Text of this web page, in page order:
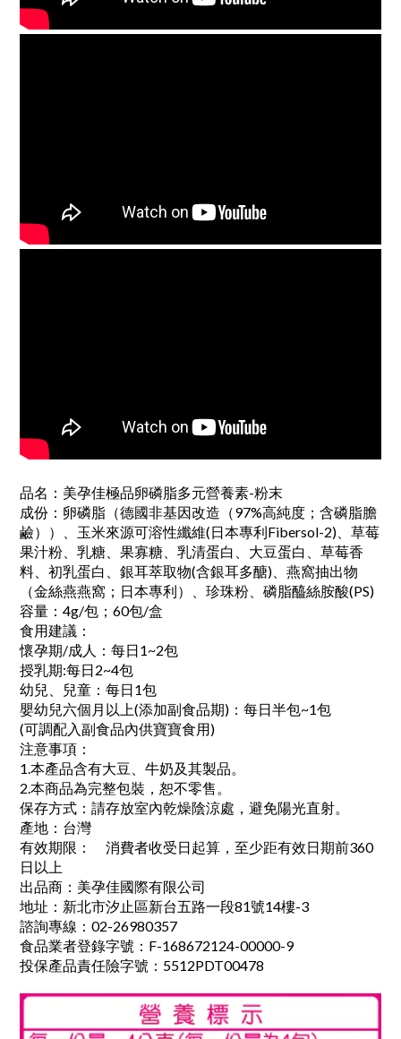
品名：美孕佳極品卵磷脂多元營養素-粉末
成份 ： 卵磷脂（德國非基因改造（97%高純度；含磷脂膽
鹼））、玉米來源可溶性纖維(日本專利Fibersol-2)、草莓
果汁粉、乳糖、果寡糖、乳清蛋白、大豆蛋白、草莓香
料、初乳蛋白、銀耳萃取物(含銀耳多醣)、燕窩抽出物
（金絲燕燕窩；日本專利）、珍珠粉、磷脂醯絲胺酸(PS)
容量 ： 4g/包；60包/盒
食用建議 ：
懷孕期/成人：每日1~2包
授乳期:每日2~4包
幼兒、兒童：每日1包
嬰幼兒六個月以上(添加副食品期)：每日半包~1包
(可調配入副食品內供寶寶食用)
注意事項 ：
1.本產品含有大豆、牛奶及其製品。
2.本商品為完整包裝，恕不零售。
保存方式 ： 請存放室內乾燥陰涼處，避免陽光直射。
產地 ： 台灣
有效期限 ：
消費者收受日起算，至少距有效日期前360
日以上
出品商 ： 美孕佳國際有限公司
地址 ： 新北市汐止區新台五路一段81號14樓-3
諮詢專線 ： 02-26980357
食品業者登錄字號 ： F-168672124-00000-9
投保產品責任險字號 ： 5512PDT00478